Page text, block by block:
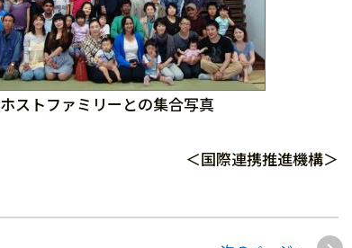
ホストファミリーとの集合写真
＜国際連携推進機構＞